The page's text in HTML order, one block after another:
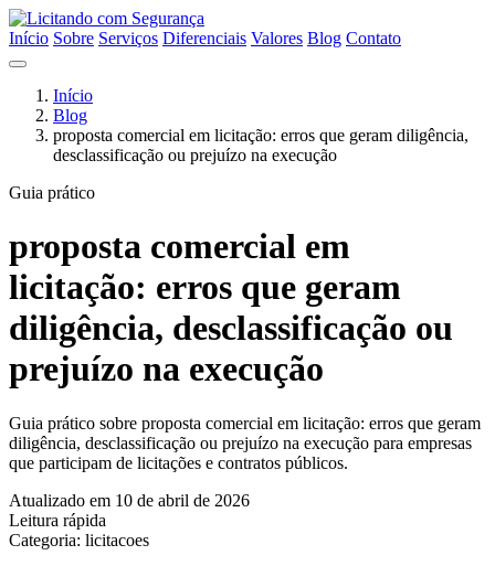
Início Sobre Serviços Diferenciais Valores Blog Contato
Início
Blog
proposta comercial em licitação: erros que geram diligência,
desclassificação ou prejuízo na execução
Guia prático
proposta comercial em
licitação: erros que geram
diligência, desclassificação ou
prejuízo na execução
Guia prático sobre proposta comercial em licitação: erros que geram
diligência, desclassificação ou prejuízo na execução para empresas
que participam de licitações e contratos públicos.
Atualizado em 10 de abril de 2026
Leitura rápida
Categoria: licitacoes